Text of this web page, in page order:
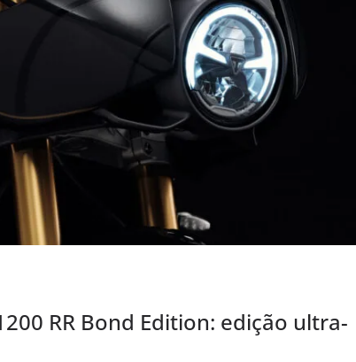
RR Bond Edition: edição ultra-